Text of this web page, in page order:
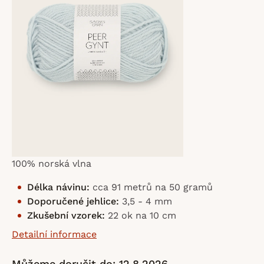
hvězdiček.
100% norská vlna
Délka návinu: cca 91 metrů na 50 gramů
Doporučené jehlice: 3,5 - 4 mm
Zkušební vzorek: 22 ok na 10 cm
Detailní informace